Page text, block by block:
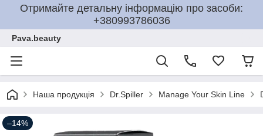
Отримайте детальну інформацію про засоби:
+380993786036
Pava.beauty
Наша продукція Dr.Spiller Manage Your Skin Line
–14%